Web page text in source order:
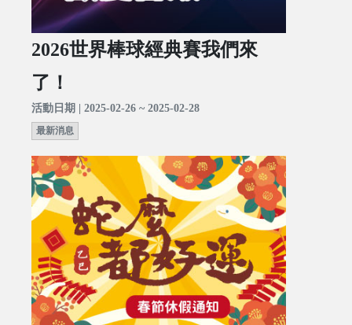
2026世界棒球經典賽我們來
了！
活動日期 | 2025-02-26 ~ 2025-02-28
最新消息